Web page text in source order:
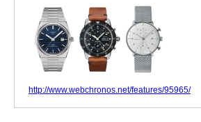
http://www.webchronos.net/features/95965/